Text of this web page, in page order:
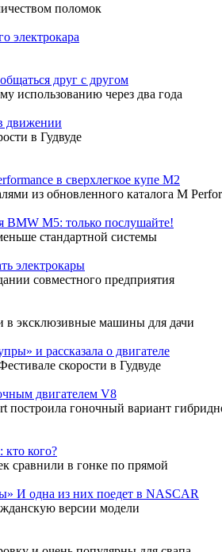
поломок
электрокара
друг с другом
использованию через два года
движении
в Гудвуде
в сверхлегкое купе M2
из обновленного каталога M
BMW M5: только послушайте!
стандартной системы
электрокары
совместного предприятия
в эксклюзивные машины для дачи
и рассказала о двигателе
скорости в Гудвуде
двигателем V8
построила гоночный вариант
кто кого?
сравнили в гонке по прямой
И одна из них поедет в NASCAR
версии модели